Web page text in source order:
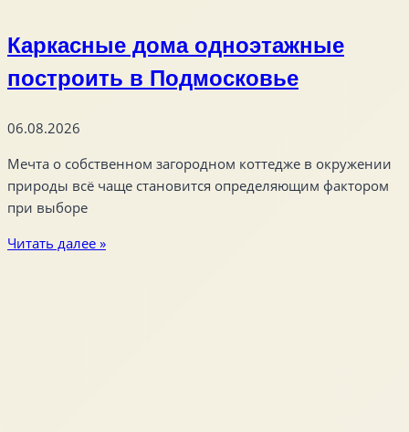
Каркасные дома одноэтажные
построить в Подмосковье
06.08.2026
Мечта о собственном загородном коттедже в окружении
природы всё чаще становится определяющим фактором
при выборе
Читать далее »